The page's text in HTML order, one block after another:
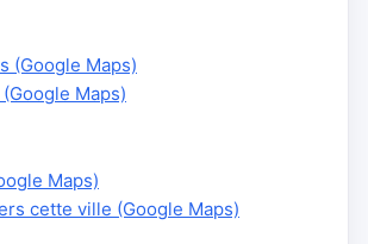
(Google Maps)
Maps)
Maps)
cette ville (Google Maps)